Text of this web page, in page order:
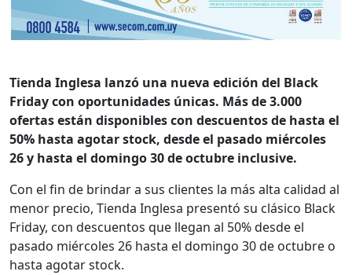
Tienda Inglesa lanzó una nueva edición del Black
Friday con oportunidades únicas. Más de 3.000
ofertas están disponibles con descuentos de hasta el
50% hasta agotar stock, desde el pasado miércoles
26 y hasta el domingo 30 de octubre inclusive.
Con el fin de brindar a sus clientes la más alta calidad al
menor precio, Tienda Inglesa presentó su clásico Black
Friday, con descuentos que llegan al 50% desde el
pasado miércoles 26 hasta el domingo 30 de octubre o
hasta agotar stock.